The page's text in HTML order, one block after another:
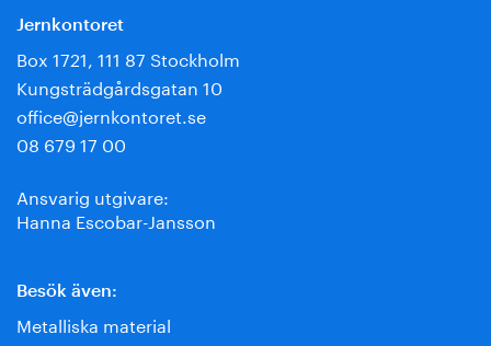
Jernkontoret
Box 1721, 111 87 Stockholm
Kungsträdgårdsgatan 10
office@jernkontoret.se
08 679 17 00
Ansvarig utgivare:
Hanna Escobar-Jansson
Besök även:
Metalliska material